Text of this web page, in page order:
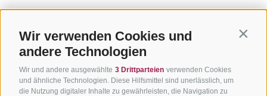
Wir verwenden Cookies und
andere Technologien
Wir und andere ausgewählte 3 Drittparteien verwenden Cookies
und ähnliche Technologien. Diese Hilfsmittel sind unerlässlich, um
die Nutzung digitaler Inhalte zu gewährleisten, die Navigation zu